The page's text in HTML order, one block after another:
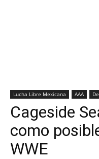
Lucha Libre Mexicana AAA
Cageside
como
WWE